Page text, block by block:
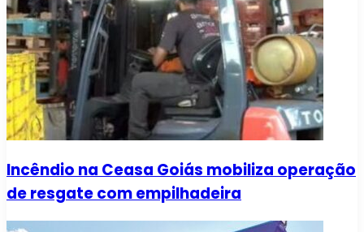
Incêndio na Ceasa Goiás mobiliza operação
de resgate com empilhadeira